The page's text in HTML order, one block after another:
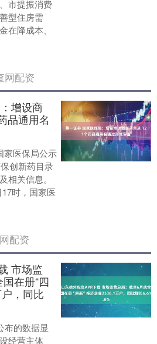
市提振消费
型住房需
在降成本、
网配资
增设商
品通用名
家医保局公示
创新药目录
相关信息。
时，国家医
配资
市场监
在册“四
，同比
布的数据显
经营主体